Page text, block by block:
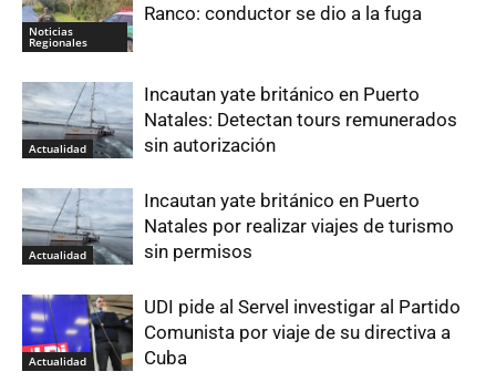
Noticias
Regionales
Ranco: conductor se dio a la fuga
Actualidad
Incautan yate británico en Puerto
Natales: Detectan tours remunerados
sin autorización
Actualidad
Incautan yate británico en Puerto
Natales por realizar viajes de turismo
sin permisos
Actualidad
UDI pide al Servel investigar al Partido
Comunista por viaje de su directiva a
Cuba